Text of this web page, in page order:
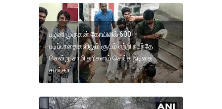
பழனி முருகன் கோயிலில் 600
படிப்பாதைகளிலும் சூடம் ஏற்றி நடந்தே
சென்று சாமி தரிசனம் செய்த நடிகை
சமந்தா.